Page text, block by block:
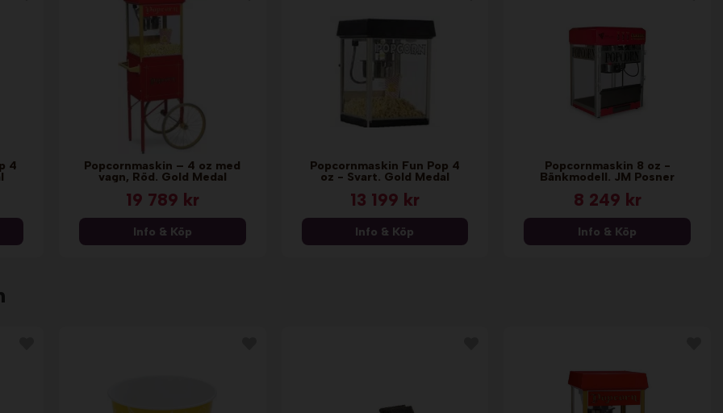
4 Popcornmaskin – 4 oz med
vagn, Röd. Gold Medal
19 789 kr
Info & Köp
Popcornmaskin Fun Pop 4
oz - Svart. Gold Medal
13 199 kr
Info & Köp
Popcornmaskin 8 oz -
Bänkmodell. JM Posner
8 249 kr
Info & Köp